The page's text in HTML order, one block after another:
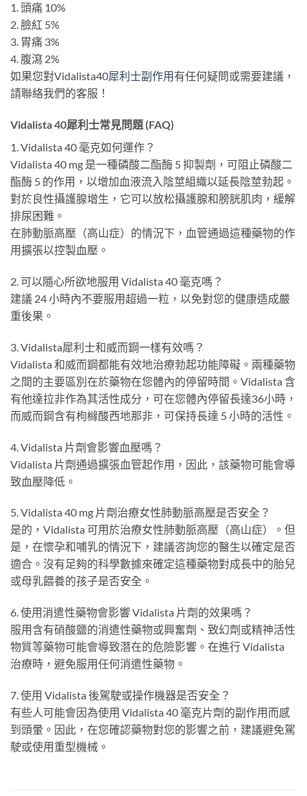
1. 頭痛 10%
2. 臉紅 5%
3. 胃痛 3%
4. 腹瀉 2%
如果您對Vidalista40犀利士副作用 有任何疑問或需要建議，
請聯絡我們的客服！
Vidalista 40犀利士常見問題 (FAQ)
1. Vidalista 40 毫克如何運作？
Vidalista 40 mg 是一種磷酸二酯酶 5 抑製劑，可阻止磷酸二
酯酶 5 的作用，以增加血液流入陰莖組織以延長陰莖勃起。
對於良性攝護腺增生，它可以放松攝護腺和膀胱肌肉，緩解
排尿困難。
在肺動脈高壓（高山症）的情況下，血管通過這種藥物的作
用擴張以控製血壓。
2. 可以隨心所欲地服用 Vidalista 40 毫克嗎？
建議 24 小時內不要服用超過一粒，以免對您的健康造成嚴
重後果。
3. Vidalista犀利士和威而鋼一樣有效嗎？
Vidalista 和威而鋼都能有效地治療勃起功能障礙。兩種藥物
之間的主要區別在於藥物在您體內的停留時間。Vidalista 含
有他達拉非作為其活性成分，可在您體內停留長達36小時，
而威而鋼含有枸櫞酸西地那非，可保持長達 5 小時的活性。
4. Vidalista 片劑會影響血壓嗎？
Vidalista 片劑通過擴張血管起作用，因此，該藥物可能會導
致血壓降低。
5. Vidalista 40 mg 片劑治療女性肺動脈高壓是否安全？
是的，Vidalista 可用於治療女性肺動脈高壓（高山症）。但
是，在懷孕和哺乳的情況下，建議咨詢您的醫生以確定是否
適合。沒有足夠的科學數據來確定這種藥物對成長中的胎兒
或母乳餵養的孩子是否安全。
6. 使用消遣性藥物會影響 Vidalista 片劑的效果嗎？
服用含有硝酸鹽的消遣性藥物或興奮劑、致幻劑或精神活性
物質等藥物可能會導致潛在的危險影響。在進行 Vidalista
治療時，避免服用任何消遣性藥物。
7. 使用 Vidalista 後駕駛或操作機器是否安全？
有些人可能會因為使用 Vidalista 40 毫克片劑的副作用而感
到頭暈。因此，在您確認藥物對您的影響之前，建議避免駕
駛或使用重型機械。